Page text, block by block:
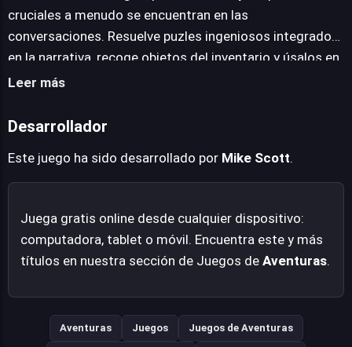
gratificante, diseñada para ser disfrutada de forma
relajada y divertida.
cruciales a menudo se encuentran en las
conversaciones. Resuelve puzles ingeniosos integrados
en la narrativa, recoge objetos del inventario y úsalos en
el lugar o momento correcto.
Leer más
Desarrollador
Este juego ha sido desarrollado por Mike Scott.
Juega gratis online desde cualquier dispositivo:
computadora, tablet o móvil. Encuentra este y más
títulos en nuestra sección de Juegos de Aventuras.
Aventuras Juegos Juegos de Aventuras